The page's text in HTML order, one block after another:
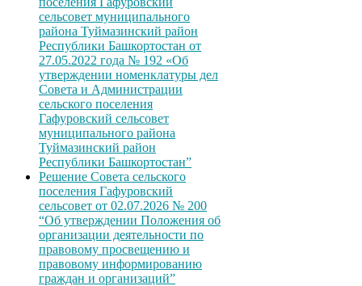
сельсовет муниципального
района Туймазинский район
Республики Башкортостан от
27.05.2022 года № 192 «Об
утверждении номенклатуры дел
Совета и Администрации
сельского поселения
Гафуровский сельсовет
муниципального района
Туймазинский район
Республики Башкортостан”
Решение Совета сельского
поселения Гафуровский
сельсовет от 02.07.2026 № 200
“Об утверждении Положения об
организации деятельности по
правовому просвещению и
правовому информированию
граждан и организаций”